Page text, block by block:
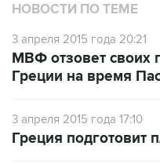
НОВОСТИ ПО ТЕМЕ
3 апреля 2015 года 20:21
МВФ отзовет своих
Греции на время
3 апреля 2015 года 17:10
Греция подготовит